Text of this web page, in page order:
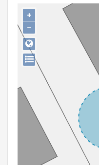
Gebeurtenis
Persoon of collectief
Downloads
Aanmelden
+
−